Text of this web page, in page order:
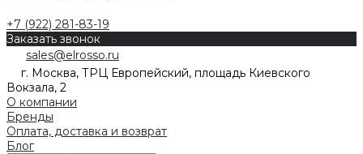
+7 (922) 281-83-19
Заказать звонок
sales@elrosso.ru
г. Москва, ТРЦ Европейский, площадь Киевского
Вокзала, 2
О компании
Бренды
Оплата, доставка и возврат
Блог